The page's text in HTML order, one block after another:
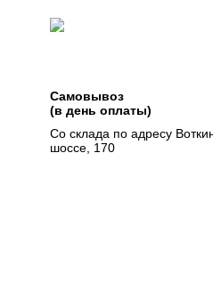
Самовывоз
(в день оплаты)
Со склада по адресу
шоссе, 170